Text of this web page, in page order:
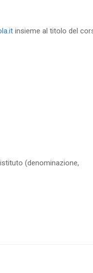
insieme al titolo del
(denominazione,